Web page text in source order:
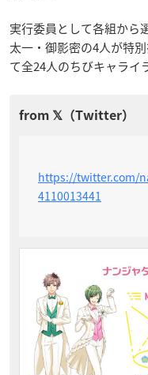
実行委員として各組から
太一・御影密の4人が特
て全24人のちびキャライ
https://twitter.com/
4110013441